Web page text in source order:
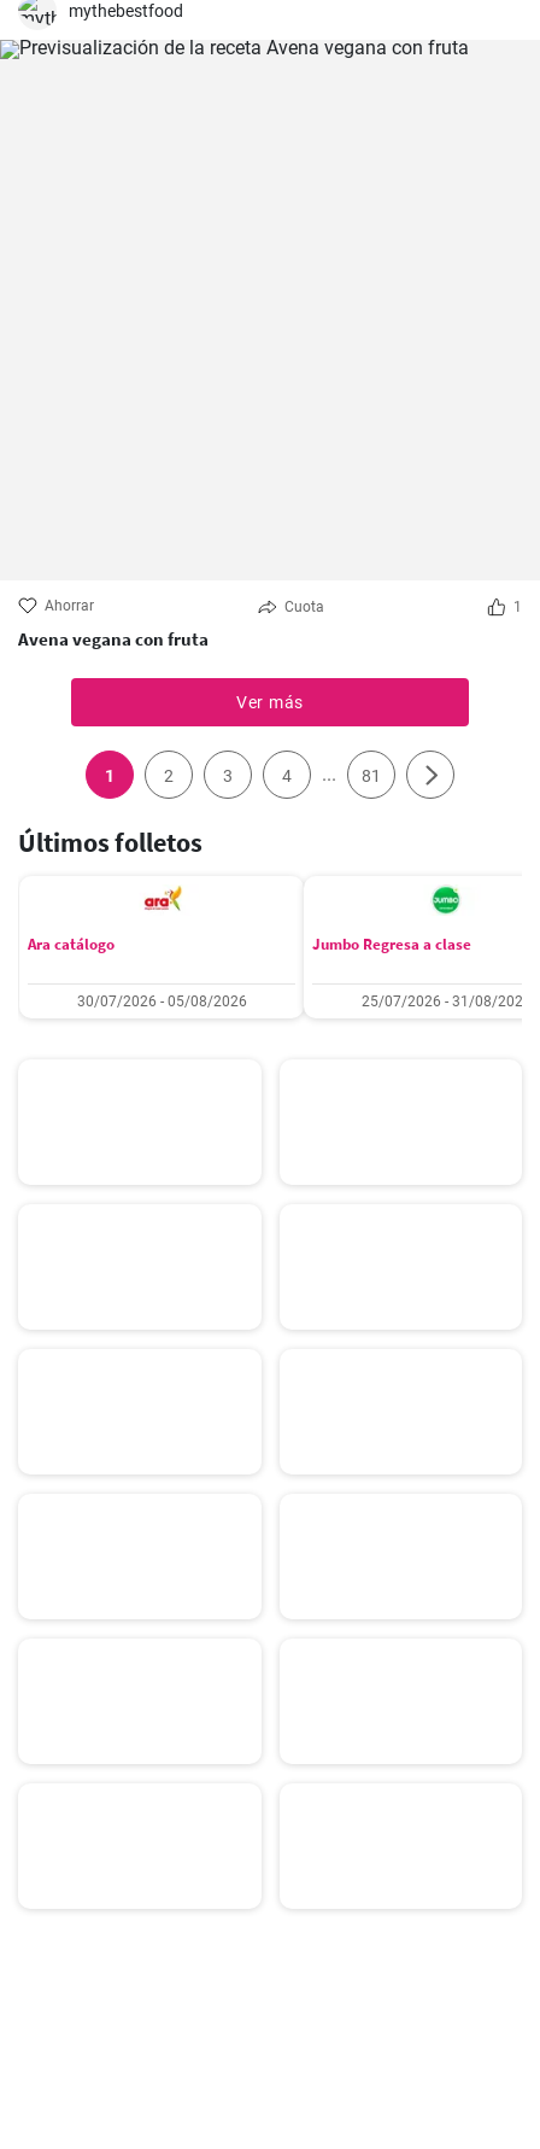
mythebestfood
Ahorrar Cuota 1
Avena vegana con fruta
Ver más
1 2 3 4 ... 81
Últimos folletos
Ara catálogo
30/07/2026 - 05/08/2026
Jumbo Regresa a clase
25/07/2026 - 31/08/2026